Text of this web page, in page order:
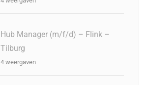
Hub Manager (m/f/d) – Flink –
Tilburg
4 weergaven